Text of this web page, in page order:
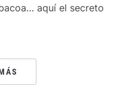
aquí el secreto